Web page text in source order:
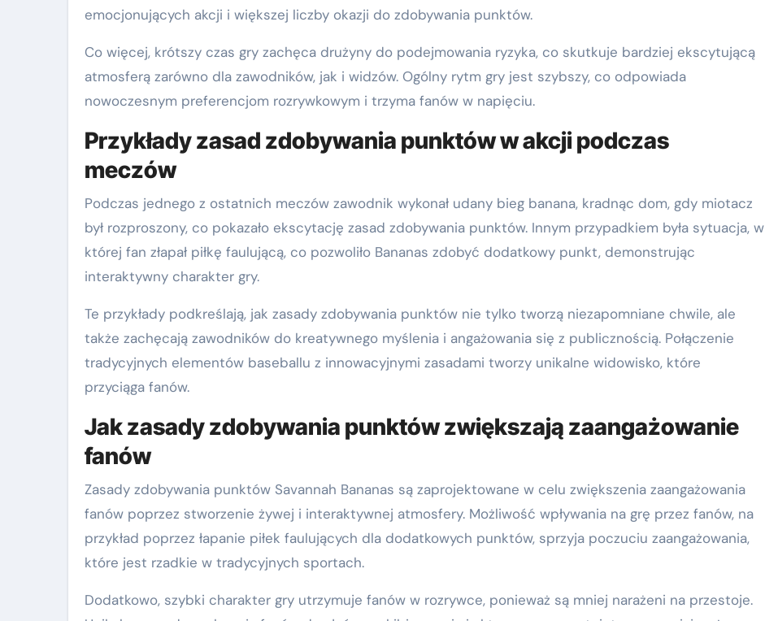
emocjonujących akcji i większej liczby okazji do zdobywania punktów.
Co więcej, krótszy czas gry zachęca drużyny do podejmowania ryzyka, co skutkuje bardziej ekscytującą
atmosferą zarówno dla zawodników, jak i widzów. Ogólny rytm gry jest szybszy, co odpowiada
nowoczesnym preferencjom rozrywkowym i trzyma fanów w napięciu.
Przykłady zasad zdobywania punktów w akcji podczas
meczów
Podczas jednego z ostatnich meczów zawodnik wykonał udany bieg banana, kradnąc dom, gdy miotacz
był rozproszony, co pokazało ekscytację zasad zdobywania punktów. Innym przypadkiem była sytuacja, w
której fan złapał piłkę faulującą, co pozwoliło Bananas zdobyć dodatkowy punkt, demonstrując
interaktywny charakter gry.
Te przykłady podkreślają, jak zasady zdobywania punktów nie tylko tworzą niezapomniane chwile, ale
także zachęcają zawodników do kreatywnego myślenia i angażowania się z publicznością. Połączenie
tradycyjnych elementów baseballu z innowacyjnymi zasadami tworzy unikalne widowisko, które
przyciąga fanów.
Jak zasady zdobywania punktów zwiększają zaangażowanie
fanów
Zasady zdobywania punktów Savannah Bananas są zaprojektowane w celu zwiększenia zaangażowania
fanów poprzez stworzenie żywej i interaktywnej atmosfery. Możliwość wpływania na grę przez fanów, na
przykład poprzez łapanie piłek faulujących dla dodatkowych punktów, sprzyja poczuciu zaangażowania,
które jest rzadkie w tradycyjnych sportach.
Dodatkowo, szybki charakter gry utrzymuje fanów w rozrywce, ponieważ są mniej narażeni na przestoje.